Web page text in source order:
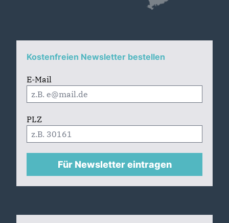
Kostenfreien Newsletter bestellen
E-Mail
PLZ
Für Newsletter eintragen